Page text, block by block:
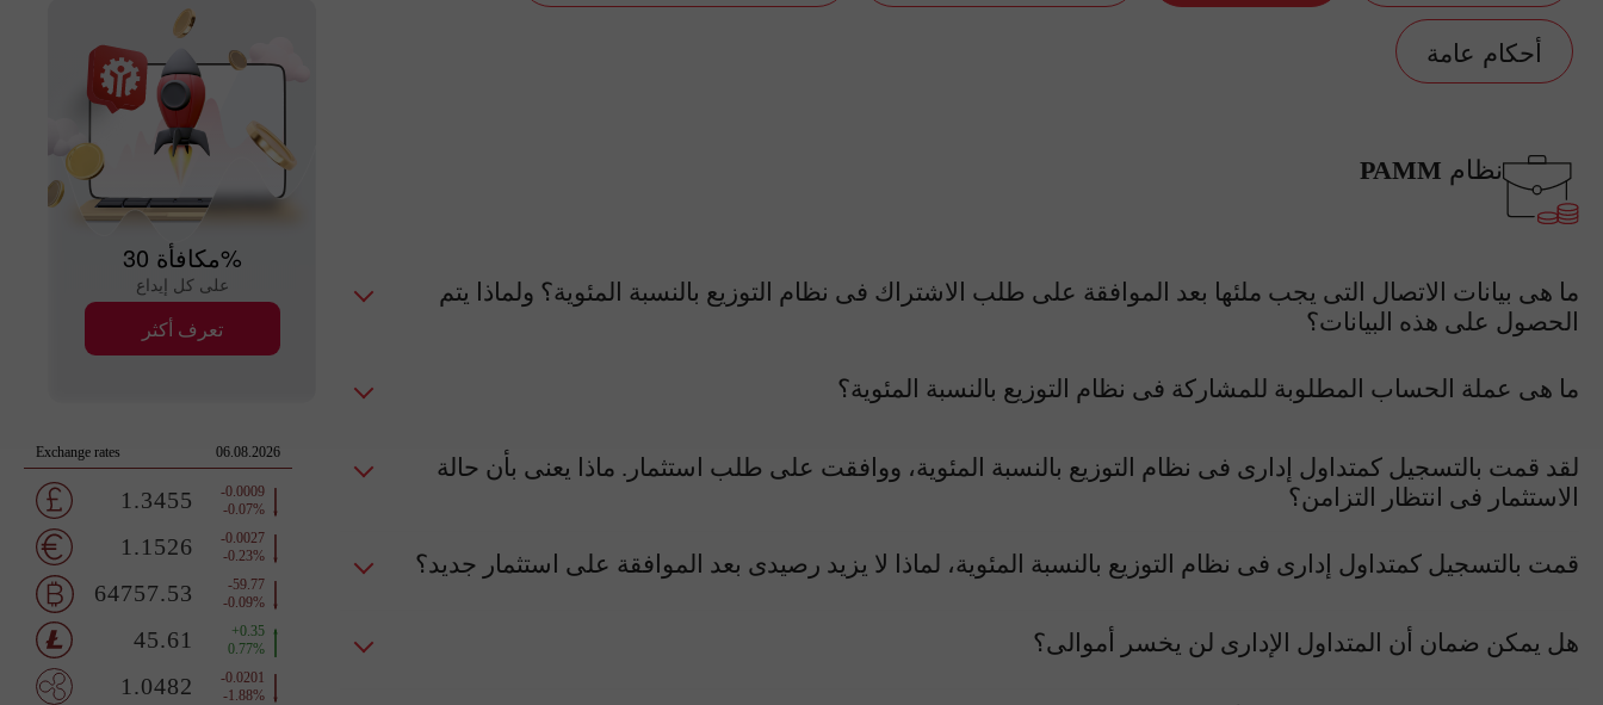
أحكام عامة
نظام PAMM
ما هى بيانات الاتصال التى يجب ملئها بعد الموافقة على طلب الاشتراك فى نظام التوزيع بالنسبة المئوية؟ ولماذا يتم
الحصول على هذه البيانات؟
ما هى عملة الحساب المطلوبة للمشاركة فى نظام التوزيع بالنسبة المئوية؟
لقد قمت بالتسجيل كمتداول إدارى فى نظام التوزيع بالنسبة المئوية، ووافقت على طلب استثمار. ماذا يعنى بأن حالة
الاستثمار فى انتظار التزامن؟
قمت بالتسجيل كمتداول إدارى فى نظام التوزيع بالنسبة المئوية، لماذا لا يزيد رصيدى بعد الموافقة على استثمار جديد؟
هل يمكن ضمان أن المتداول الإدارى لن يخسر أموالى؟
مكافأة 30%
على كل إيداع
تعرف أكثر